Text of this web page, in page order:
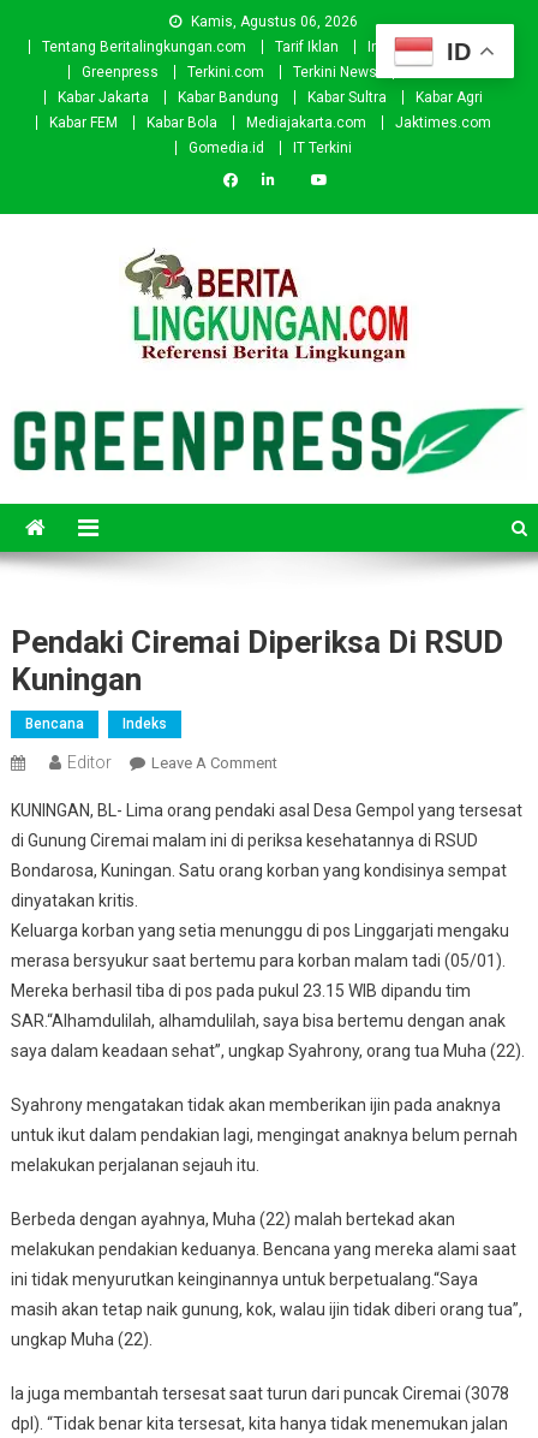
Kamis, Agustus 06, 2026
Tentang Beritalingkungan.com
Tarif Iklan Investor
Donasi
Greenpress
Terkini.com Terkini News
Kabar.id
Kabar Jakarta
Kabar Bandung Kabar Sultra
Kabar Agri
Kabar FEM
Kabar Bola Mediajakarta.com
Jaktimes.com
Gomedia.id
IT Terkini
Pendaki Ciremai Diperiksa Di RSUD
Kuningan
Bencana Indeks
Editor Leave A CommentOn
Ciremai
Diperiksa
Di
Kuningan
KUNINGAN, BL- Lima orang pendaki asal Desa Gempol yang tersesat
di Gunung Ciremai malam ini di periksa kesehatannya di RSUD
Bondarosa, Kuningan. Satu orang korban yang kondisinya sempat
dinyatakan kritis.
Keluarga korban yang setia menunggu di pos Linggarjati mengaku
merasa bersyukur saat bertemu para korban malam tadi (05/01).
Mereka berhasil tiba di pos pada pukul 23.15 WIB dipandu tim
SAR.“Alhamdulilah, alhamdulilah, saya bisa bertemu dengan anak
saya dalam keadaan sehat”, ungkap Syahrony, orang tua Muha (22).
Syahrony mengatakan tidak akan memberikan ijin pada anaknya
untuk ikut dalam pendakian lagi, mengingat anaknya belum pernah
melakukan perjalanan sejauh itu.
Berbeda dengan ayahnya, Muha (22) malah bertekad akan
melakukan pendakian keduanya. Bencana yang mereka alami saat
ini tidak menyurutkan keinginannya untuk berpetualang.“Saya
masih akan tetap naik gunung, kok, walau ijin tidak diberi orang tua”,
ungkap Muha (22).
Ia juga membantah tersesat saat turun dari puncak Ciremai (3078
dpl). “Tidak benar kita tersesat, kita hanya tidak menemukan jalan
ID